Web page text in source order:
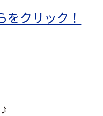
をクリック！